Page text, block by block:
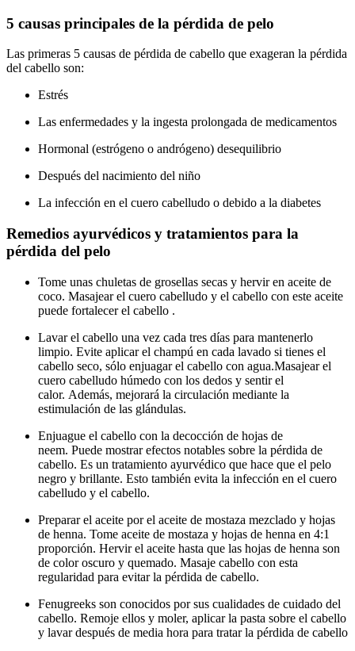
5 causas principales de la pérdida de pelo
Las primeras 5 causas de pérdida de cabello que exageran la pérdida
del cabello son:
Estrés
Las enfermedades y la ingesta prolongada de medicamentos
Hormonal (estrógeno o andrógeno) desequilibrio
Después del nacimiento del niño
La infección en el cuero cabelludo o debido a la diabetes
Remedios ayurvédicos y tratamientos para la
pérdida del pelo
Tome unas chuletas de grosellas secas y hervir en aceite de
coco. Masajear el cuero cabelludo y el cabello con este aceite
puede fortalecer el cabello .
Lavar el cabello una vez cada tres días para mantenerlo
limpio. Evite aplicar el champú en cada lavado si tienes el
cabello seco, sólo enjuagar el cabello con agua.Masajear el
cuero cabelludo húmedo con los dedos y sentir el
calor. Además, mejorará la circulación mediante la
estimulación de las glándulas.
Enjuague el cabello con la decocción de hojas de
neem. Puede mostrar efectos notables sobre la pérdida de
cabello. Es un tratamiento ayurvédico que hace que el pelo
negro y brillante. Esto también evita la infección en el cuero
cabelludo y el cabello.
Preparar el aceite por el aceite de mostaza mezclado y hojas
de henna. Tome aceite de mostaza y hojas de henna en 4:1
proporción. Hervir el aceite hasta que las hojas de henna son
de color oscuro y quemado. Masaje cabello con esta
regularidad para evitar la pérdida de cabello.
Fenugreeks son conocidos por sus cualidades de cuidado del
cabello. Remoje ellos y moler, aplicar la pasta sobre el cabello
y lavar después de media hora para tratar la pérdida de cabello